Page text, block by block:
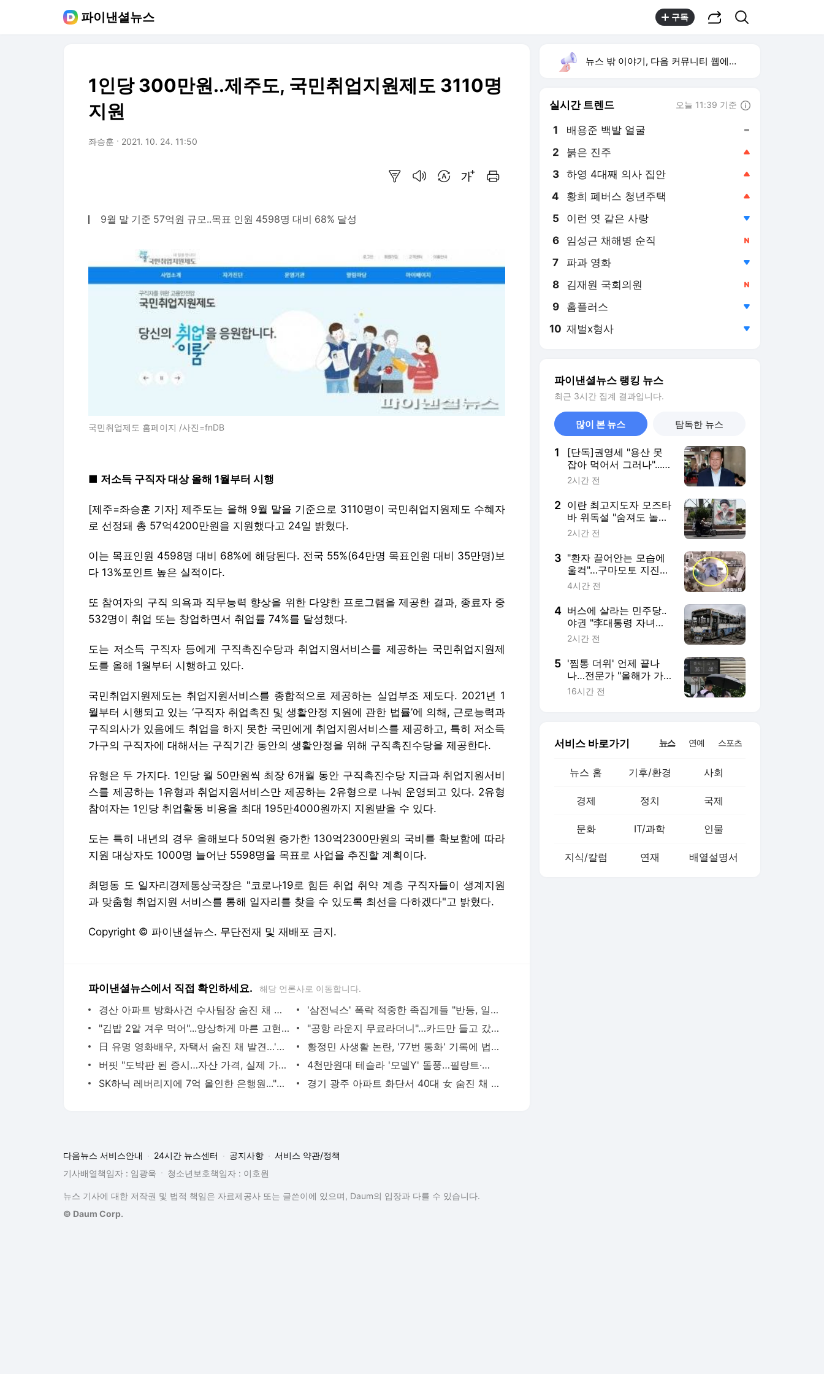
파이낸셜뉴스 구독
1인당 300만원..제주도, 국민취업지원제도 3110명
지원
좌승훈 2021. 10. 24. 11:50
9월 말 기준 57억원 규모..목표 인원 4598명 대비 68% 달성
국민취업제도 홈페이지 /사진=fnDB
■ 저소득 구직자 대상 올해 1월부터 시행
[제주=좌승훈 기자] 제주도는 올해 9월 말을 기준으로 3110명이 국민취업지원제도 수혜자
로 선정돼 총 57억4200만원을 지원했다고 24일 밝혔다.
이는 목표인원 4598명 대비 68%에 해당된다. 전국 55%(64만명 목표인원 대비 35만명)보
다 13%포인트 높은 실적이다.
또 참여자의 구직 의욕과 직무능력 향상을 위한 다양한 프로그램을 제공한 결과, 종료자 중
532명이 취업 또는 창업하면서 취업률 74%를 달성했다.
도는 저소득 구직자 등에게 구직촉진수당과 취업지원서비스를 제공하는 국민취업지원제
도를 올해 1월부터 시행하고 있다.
국민취업지원제도는 취업지원서비스를 종합적으로 제공하는 실업부조 제도다. 2021년 1
월부터 시행되고 있는 ‘구직자 취업촉진 및 생활안정 지원에 관한 법률’에 의해, 근로능력과
구직의사가 있음에도 취업을 하지 못한 국민에게 취업지원서비스를 제공하고, 특히 저소득
가구의 구직자에 대해서는 구직기간 동안의 생활안정을 위해 구직촉진수당을 제공한다.
유형은 두 가지다. 1인당 월 50만원씩 최장 6개월 동안 구직촉진수당 지급과 취업지원서비
스를 제공하는 1유형과 취업지원서비스만 제공하는 2유형으로 나눠 운영되고 있다. 2유형
참여자는 1인당 취업활동 비용을 최대 195만4000원까지 지원받을 수 있다.
도는 특히 내년의 경우 올해보다 50억원 증가한 130억2300만원의 국비를 확보함에 따라
지원 대상자도 1000명 늘어난 5598명을 목표로 사업을 추진할 계획이다.
최명동 도 일자리경제통상국장은 "코로나19로 힘든 취업 취약 계층 구직자들이 생계지원
과 맞춤형 취업지원 서비스를 통해 일자리를 찾을 수 있도록 최선을 다하겠다"고 밝혔다.
Copyright © 파이낸셜뉴스. 무단전재 및 재배포 금지.
파이낸셜뉴스에서 직접 확인하세요. 해당 언론사로 이동합니다.
경산 아파트 방화사건 수사팀장 숨진 채 발견…사망 경위 조사
'삼전닉스' 폭락 적중한 족집게들 "반등, 일회성 아니다"면서... AI 과잉투자엔 '우려'
"김밥 2알 겨우 먹어"...앙상하게 마른 고현정, 다이어트 아닌 '음식 공포증' 고백 [헬스톡]
"공항 라운지 무료라더니"…카드만 들고 갔다간 '헛걸음'
日 유명 영화배우, 자택서 숨진 채 발견…'마약투약 혐의'
황정민 사생활 논란, '77번 통화' 기록에 법조계 주목
버핏 "도박판 된 증시…자산 가격, 실제 가치보다 비싸"
4천만원대 테슬라 '모델Y' 돌풍…필랑트·액티언 판매 '직격탄'
SK하닉 레버리지에 7억 올인한 은행원..."한 달 만에 5억 증발" 멘붕
경기 광주 아파트 화단서 40대 女 숨진 채 발견…시신 옆엔 '이불'
뉴스 밖 이야기, 다음 커뮤니티 웹에서 보기
실시간 트렌드 오늘 11:39 기준
1 배용준 백발 얼굴
2 붉은 진주
3 하영 4대째 의사 집안
4 황희 폐버스 청년주택
5 이런 엿 같은 사랑
6 임성근 채해병 순직
7 파과 영화
8 김재원 국회의원
9 홈플러스
10 재벌x형사
파이낸셜뉴스 랭킹 뉴스
최근 3시간 집계 결과입니다.
많이 본 뉴스 탐독한 뉴스
1
[단독]권영세 "용산 못
잡아 먹어서 그러나"...내
일 어린이정원서 성명
2시간 전
2 이란 최고지도자 모즈타
바 위독설 "숨져도 놀랍
지 않아"
2시간 전
3 "환자 끌어안는 모습에
울컥"…구마모토 지진
순간 日 수술실 CCTV
4시간 전
4 버스에 살라는 민주당..
야권 "李대통령 자녀부
터 입주하라"
2시간 전
5 '찜통 더위' 언제 끝나
나…전문가 "올해가 가
장 덜 더운 여름 될 수
16시간 전
서비스 바로가기 뉴스 연예 스포츠
뉴스 홈 기후/환경 사회
경제 정치 국제
문화 IT/과학 인물
지식/칼럼 연재 배열설명서
다음뉴스 서비스안내 24시간 뉴스센터 공지사항
서비스 약관/정책
기사배열책임자 : 임광욱
청소년보호책임자 : 이호원
뉴스 기사에 대한 저작권 및 법적 책임은 자료제공사 또는 글쓴이에 있으며, Daum의 입장과 다를 수 있습니다.
© Daum Corp.